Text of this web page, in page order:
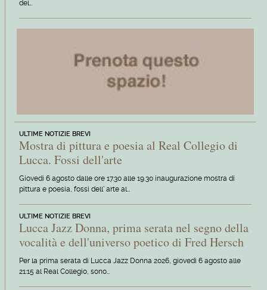
del…
ULTIME NOTIZIE BREVI
Mostra di pittura e poesia al Real Collegio di
Lucca. Fossi dell'arte
Giovedi 6 agosto dalle ore 17.30 alle 19.30 inaugurazione mostra di
pittura e poesia, fossi dell' arte al…
ULTIME NOTIZIE BREVI
Lucca Jazz Donna, prima serata nel segno della
vocalità e dell'universo poetico di Fred Hersch
Per la prima serata di Lucca Jazz Donna 2026, giovedì 6 agosto alle
21:15 al Real Collegio, sono…